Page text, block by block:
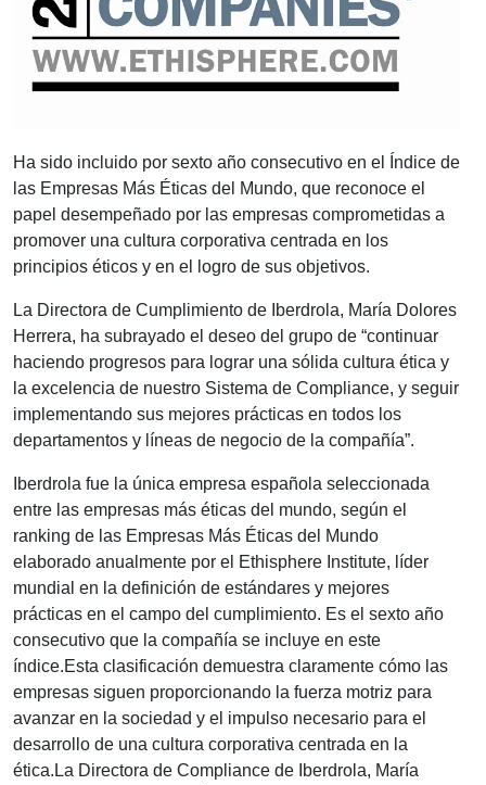
Ha sido incluido por sexto año consecutivo en el Índice de
las Empresas Más Éticas del Mundo, que reconoce el
papel desempeñado por las empresas comprometidas a
promover una cultura corporativa centrada en los
principios éticos y en el logro de sus objetivos.
La Directora de Cumplimiento de Iberdrola, María Dolores
Herrera, ha subrayado el deseo del grupo de “continuar
haciendo progresos para lograr una sólida cultura ética y
la excelencia de nuestro Sistema de Compliance, y seguir
implementando sus mejores prácticas en todos los
departamentos y líneas de negocio de la compañía”.
Iberdrola fue la única empresa española seleccionada
entre las empresas más éticas del mundo, según el
ranking de las Empresas Más Éticas del Mundo
elaborado anualmente por el Ethisphere Institute, líder
mundial en la definición de estándares y mejores
prácticas en el campo del cumplimiento. Es el sexto año
consecutivo que la compañía se incluye en este
índice.Esta clasificación demuestra claramente cómo las
empresas siguen proporcionando la fuerza motriz para
avanzar en la sociedad y el impulso necesario para el
desarrollo de una cultura corporativa centrada en la
ética.La Directora de Compliance de Iberdrola, María